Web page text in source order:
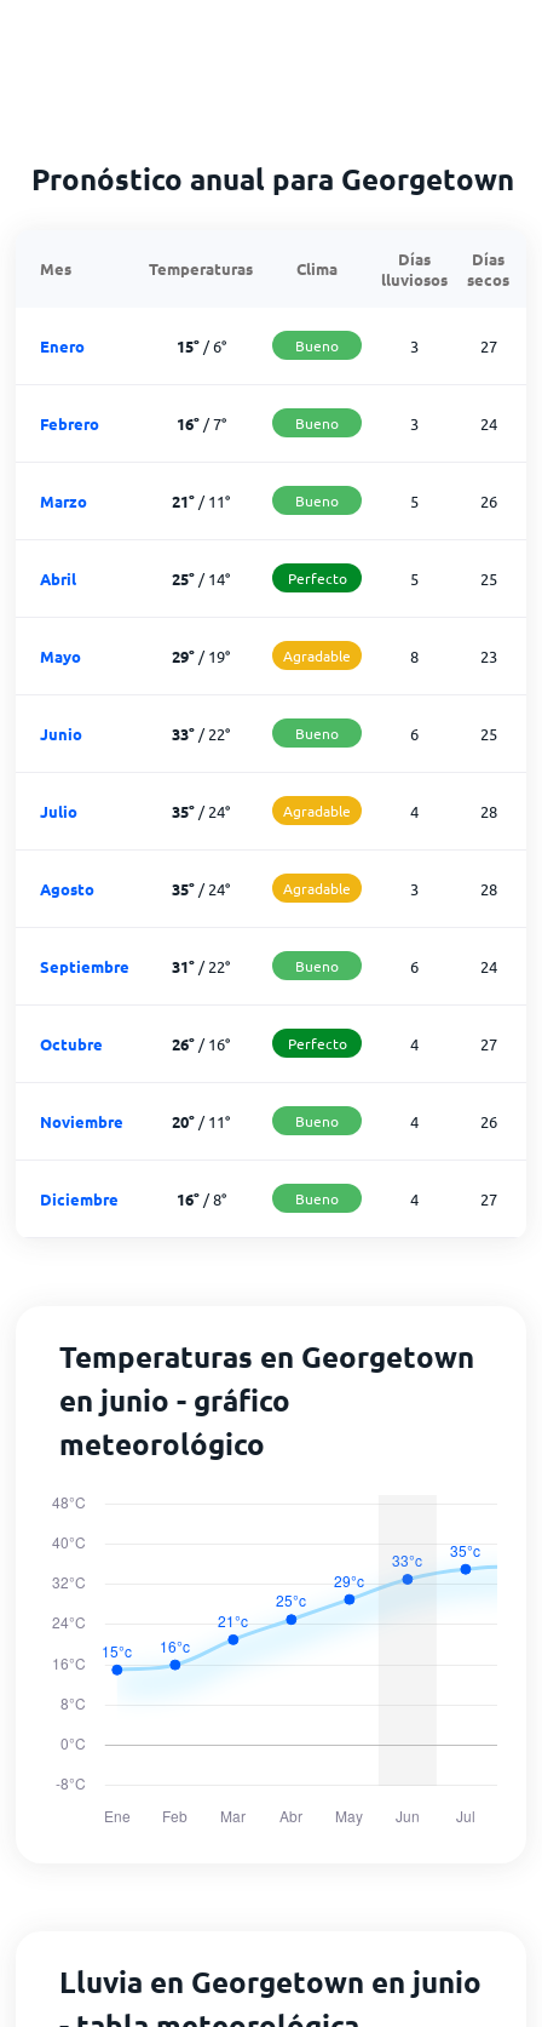
Pronóstico anual para Georgetown
Mes Temperaturas Clima
Días
lluviosos
Días
secos
Enero 15°/6° Bueno 3 27
Febrero 16°/7° Bueno 3 24
Marzo 21° /11° Bueno 5 26
Abril 25° /14° Perfecto 5 25
Mayo 29° /19° Agradable 8 23
Junio 33° /22° Bueno 6 25
Julio 35° /24° Agradable 4 28
Agosto 35° /24° Agradable 3 28
Septiembre 31° /22° Bueno 6 24
Octubre 26° /16° Perfecto 4 27
Noviembre 20° /11° Bueno 4 26
Diciembre 16°/8° Bueno 4 27
Temperaturas en Georgetown
en junio - gráfico
meteorológico
Lluvia en Georgetown en junio